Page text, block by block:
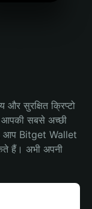
सुरक्षित क्रिप्टो
सबसे अच्छी
आप Bitget Wallet
हैं। अभी अपनी